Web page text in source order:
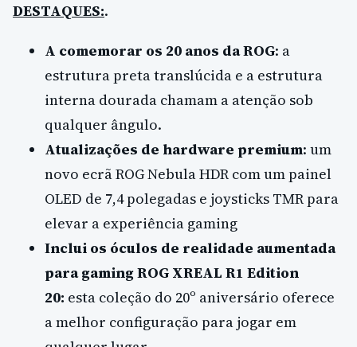
DESTAQUES:.
A comemorar os 20 anos da ROG: a
estrutura preta translúcida e a estrutura
interna dourada chamam a atenção sob
qualquer ângulo.
Atualizações de hardware premium: um
novo ecrã ROG Nebula HDR com um painel
OLED de 7,4 polegadas e joysticks TMR para
elevar a experiência gaming
Inclui os óculos de realidade aumentada
para gaming ROG XREAL R1 Edition
20: esta coleção do 20º aniversário oferece
a melhor configuração para jogar em